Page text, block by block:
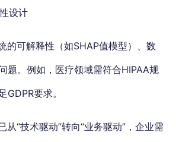
设计
的可解释性（如SHAP值模型）、数
题。例如，医疗领域需符合HIPAA规
GDPR要求。
“技术驱动”转向“业务驱动”， 企业需